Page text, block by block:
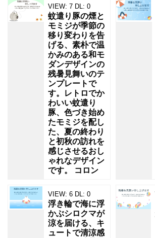
VIEW: 7 DL: 0
蚊遣り豚の煙と
モミジが季節の
移り変わりを告
げる、素朴で温
かみのある和モ
ダンデザインの
残暑見舞いのテ
ンプレートで
す。レトロでか
わいい蚊遣り
豚、色づき始め
たモミジを配し
た、夏の終わり
と初秋の訪れを
感じさせるおし
ゃれなデザイン
です。 コロン
VIEW: 6 DL: 0
浮き輪で海に浮
かぶシロクマが
涼を届ける、キ
ュートで清涼感